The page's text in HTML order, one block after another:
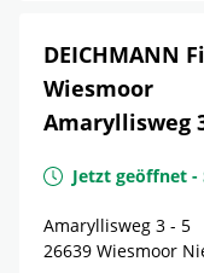
DEICHMANN
Wiesmoor
Amaryllisweg
Jetzt geöffnet -
Amaryllisweg 3 - 5
26639 Wiesmoor